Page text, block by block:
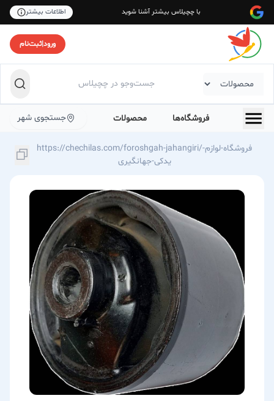
با چچیلاس بیشتر آشنا شوید اطلاعات بیشتر
ورود|ثبت‌نام
فروشگاه‌ها محصولات جستجوی شهر
https://chechilas.com/foroshgah-jahangiri/فروشگاه-لوازم-
یدکی-جهانگیری